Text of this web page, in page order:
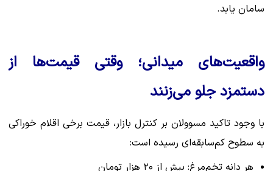
سامان یابد.
واقعیت‌های میدانی؛ وقتی قیمت‌ها از
دستمزد جلو می‌زنند
با وجود تاکید مسوولان بر کنترل بازار، قیمت برخی اقلام خوراکی
به سطوح کم‌سابقه‌ای رسیده است:
هر دانه تخم‌مرغ: بیش از ۲۰ هزار تومان